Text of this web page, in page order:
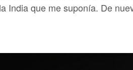
India que me suponía. De